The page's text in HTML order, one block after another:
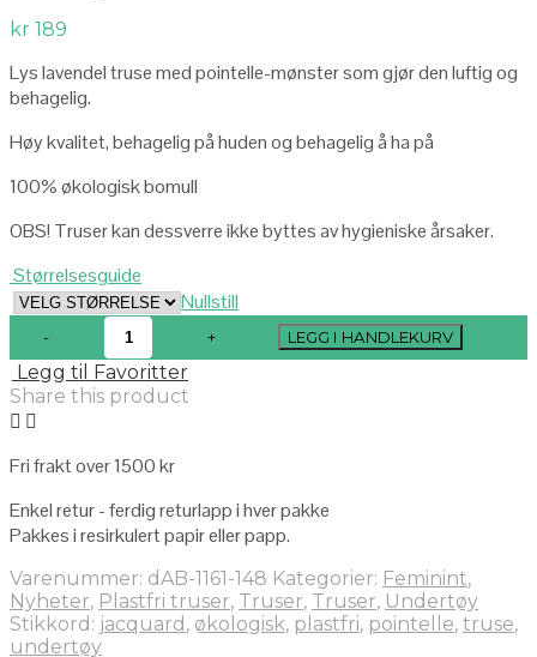
kr 189
Lys lavendel truse med pointelle-mønster som gjør den luftig og
behagelig.
Høy kvalitet, behagelig på huden og behagelig å ha på
100% økologisk bomull
OBS! Truser kan dessverre ikke byttes av hygieniske årsaker.
Størrelsesguide
Nullstill
LEGG I HANDLEKURV
Legg til Favoritter
Share this product
Fri frakt over 1500 kr
Enkel retur - ferdig returlapp i hver pakke
Pakkes i resirkulert papir eller papp.
Varenummer: dAB-1161-148 Kategorier: Feminint,
Nyheter, Plastfri truser, Truser, Truser, Undertøy
Stikkord: jacquard , økologisk, plastfri, pointelle, truse,
undertøy